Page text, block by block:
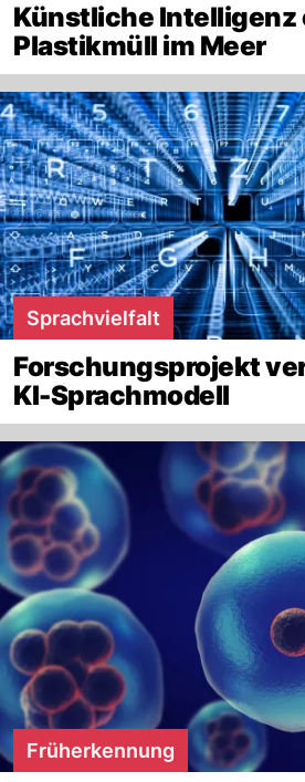
Künstliche
Plastikmüll im Meer
Sprachvielfalt
Forschungsprojekt
KI-Sprachmodell
Früherkennung